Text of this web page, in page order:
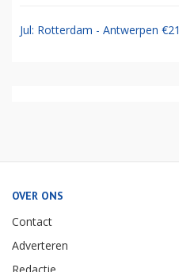
Jul: Rotterdam - Antwerpen €21
OVER ONS
Contact
Adverteren